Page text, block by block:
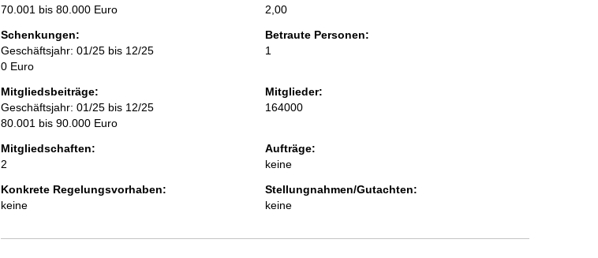
70.001 bis 80.000 Euro
2,00
Schenkungen:
Geschäftsjahr: 01/25 bis 12/25
0 Euro
Betraute Personen:
1
Mitgliedsbeiträge:
Geschäftsjahr: 01/25 bis 12/25
80.001 bis 90.000 Euro
Mitglieder:
164000
Mitgliedschaften:
2
Aufträge:
keine
Konkrete Regelungsvorhaben:
keine
Stellungnahmen/Gutachten:
keine